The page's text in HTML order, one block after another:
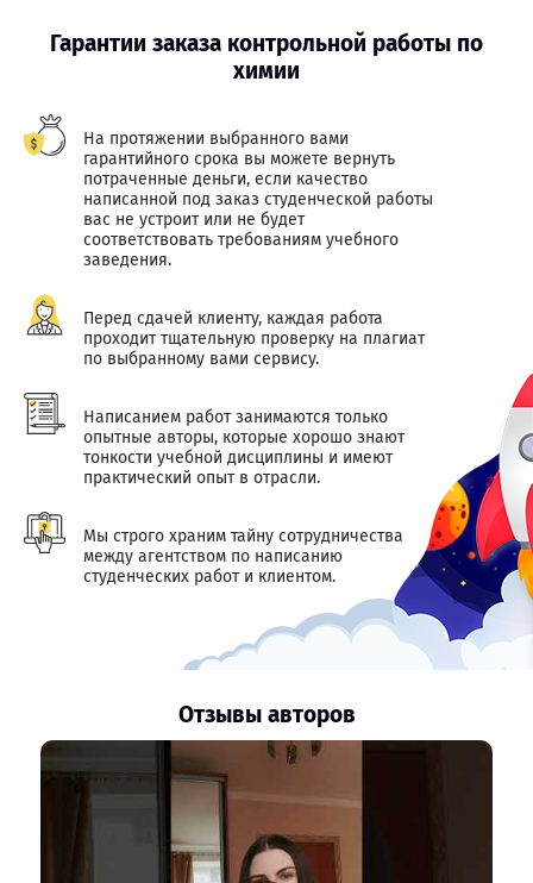
Гарантии заказа контрольной работы по
химии
На протяжении выбранного вами
гарантийного срока вы можете вернуть
потраченные деньги, если качество
написанной под заказ студенческой работы
вас не устроит или не будет
соответствовать требованиям учебного
заведения.
Перед сдачей клиенту, каждая работа
проходит тщательную проверку на плагиат
по выбранному вами сервису.
Написанием работ занимаются только
опытные авторы, которые хорошо знают
тонкости учебной дисциплины и имеют
практический опыт в отрасли.
Мы строго храним тайну сотрудничества
между агентством по написанию
студенческих работ и клиентом.
Отзывы авторов